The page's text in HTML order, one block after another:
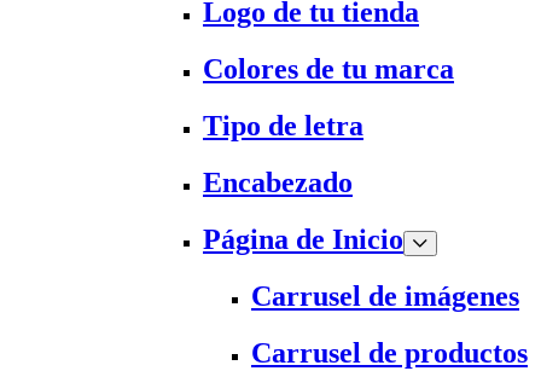
Logo de tu tienda
Colores de tu marca
Tipo de letra
Encabezado
Página de Inicio
Carrusel de imágenes
Carrusel de productos